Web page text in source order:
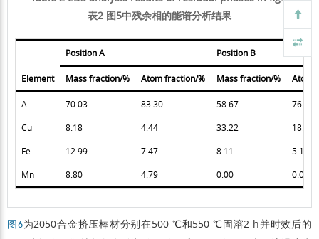
表2 图5中残余相的能谱分析结果
Element
Position A Position B
Mass fraction/% Atom fraction/% Mass fraction/% Atom
Al 70.03 83.30 58.67 76.49
Cu 8.18 4.44 33.22 18.39
Fe 12.99 7.47 8.11 5.12
Mn 8.80 4.79 0.00 0.00
图6为2050合金挤压棒材分别在500 ℃和550 ℃固溶2 h并时效后的